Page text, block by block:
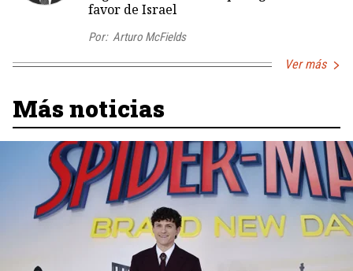
favor de Israel
Por: Arturo McFields
Ver más
Más noticias